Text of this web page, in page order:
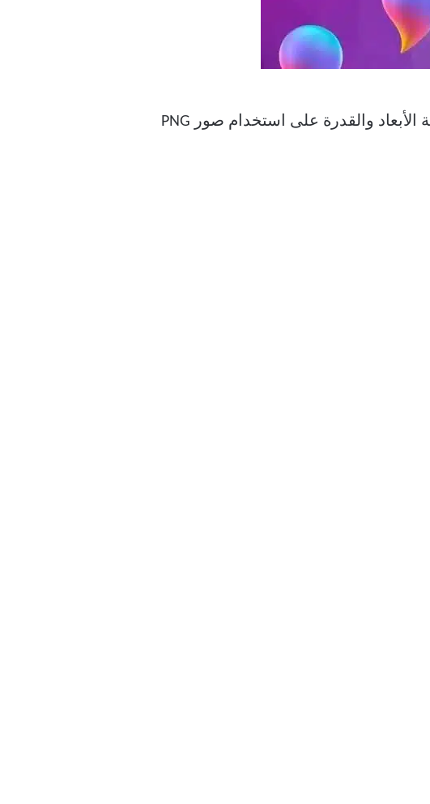
يحمل Paint 3D مجموعة من الميزات المثيرة. يتضمن ذلك الملصقات والأشكال ثنائية الأبعاد والقدرة على استخدام صور PNG